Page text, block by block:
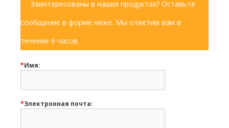
Заинтересованы в наших продуктах? Оставьте
сообщение в форме ниже. Мы ответим вам в
течение 6 часов.
*Имя:
*Электронная почта: